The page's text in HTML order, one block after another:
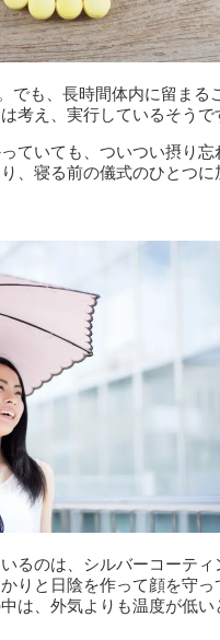
でも、長時間体内に留まる
考え、実行しているそうで
ていても、ついつい摂り
、寝る前の儀式のひとつ
るのは、シルバーコーテ
りと日陰を作って顔を守
は、外気よりも温度が低